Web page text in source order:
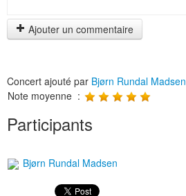
Ajouter un commentaire
Concert ajouté par Bjørn Rundal Madsen
Note moyenne :
Participants
Bjørn Rundal Madsen